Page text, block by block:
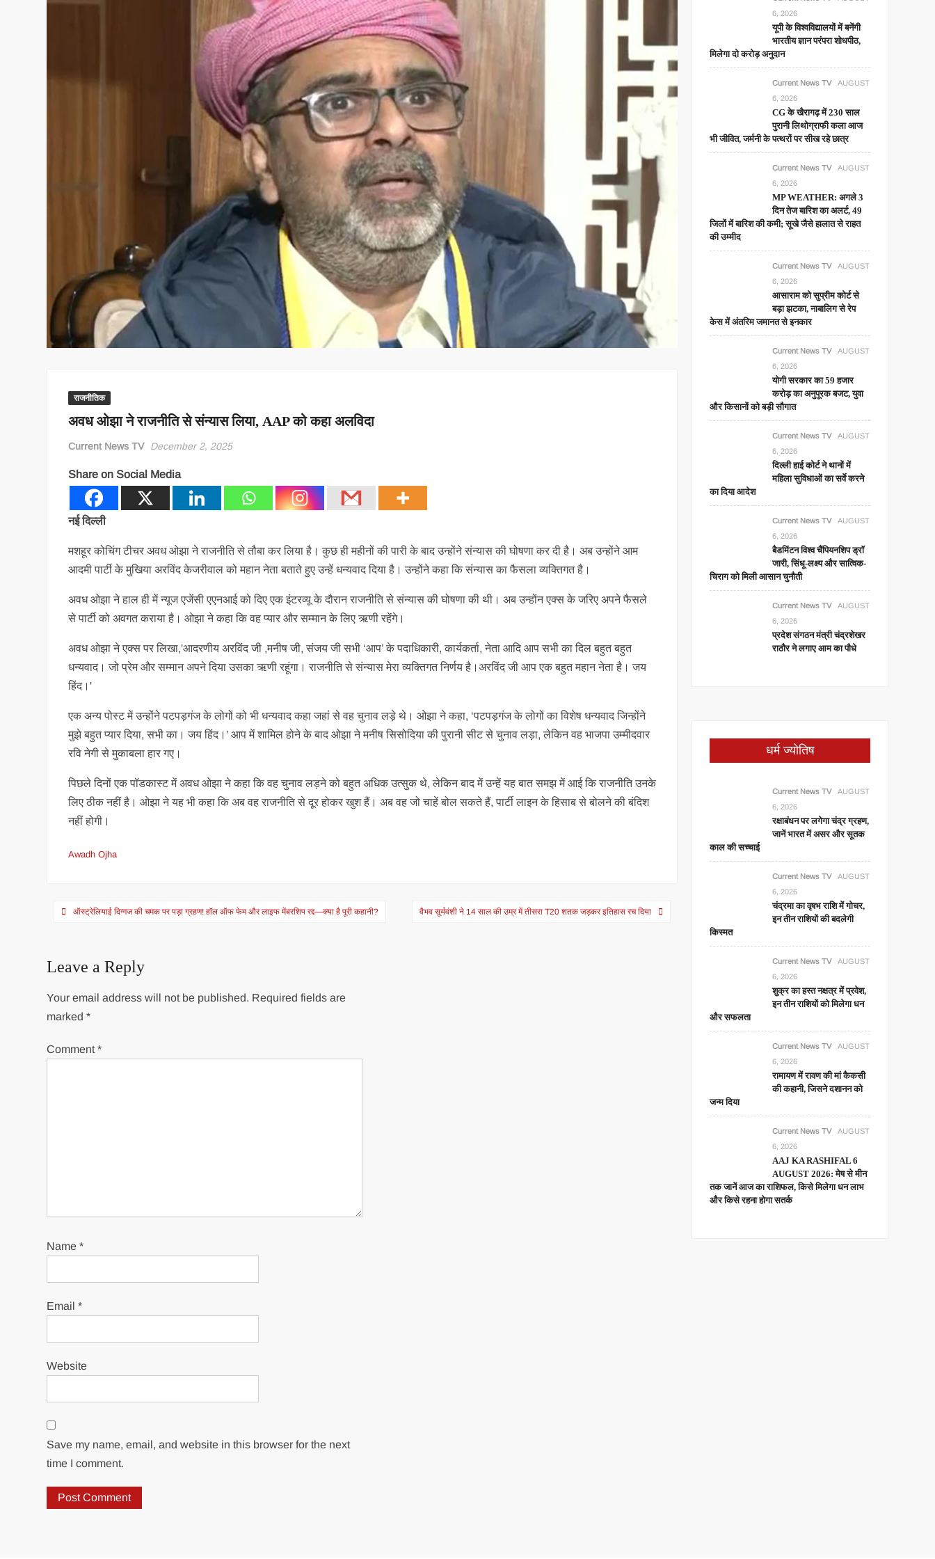
राजनीतिक
अवध ओझा ने राजनीति से संन्यास लिया, AAP को कहा अलविदा
Current News TV December 2, 2025
Share on Social Media
नई दिल्ली
मशहूर कोचिंग टीचर अवध ओझा ने राजनीति से तौबा कर लिया है। कुछ ही महीनों की पारी के बाद उन्होंने संन्यास की घोषणा कर दी है। अब उन्होंने आम
आदमी पार्टी के मुखिया अरविंद केजरीवाल को महान नेता बताते हुए उन्हें धन्यवाद दिया है। उन्होंने कहा कि संन्यास का फैसला व्यक्तिगत है।
अवध ओझा ने हाल ही में न्यूज एजेंसी एएनआई को दिए एक इंटरव्यू के दौरान राजनीति से संन्यास की घोषणा की थी। अब उन्होंन एक्स के जरिए अपने फैसले
से पार्टी को अवगत कराया है। ओझा ने कहा कि वह प्यार और सम्मान के लिए ऋणी रहेंगे।
अवध ओझा ने एक्स पर लिखा,'आदरणीय अरविंद जी ,मनीष जी, संजय जी सभी ‘आप’ के पदाधिकारी, कार्यकर्ता, नेता आदि आप सभी का दिल बहुत बहुत
धन्यवाद। जो प्रेम और सम्मान अपने दिया उसका ऋणी रहूंगा। राजनीति से संन्यास मेरा व्यक्तिगत निर्णय है।अरविंद जी आप एक बहुत महान नेता है। जय
हिंद।'
एक अन्य पोस्ट में उन्होंने पटपड़गंज के लोगों को भी धन्यवाद कहा जहां से वह चुनाव लड़े थे। ओझा ने कहा, ‘पटपड़गंज के लोगों का विशेष धन्यवाद जिन्होंने
मुझे बहुत प्यार दिया, सभी का। जय हिंद।’ आप में शामिल होने के बाद ओझा ने मनीष सिसोदिया की पुरानी सीट से चुनाव लड़ा, लेकिन वह भाजपा उम्मीदवार
रवि नेगी से मुकाबला हार गए।
पिछले दिनों एक पॉडकास्ट में अवध ओझा ने कहा कि वह चुनाव लड़ने को बहुत अधिक उत्सुक थे, लेकिन बाद में उन्हें यह बात समझ में आई कि राजनीति उनके
लिए ठीक नहीं है। ओझा ने यह भी कहा कि अब वह राजनीति से दूर होकर खुश हैं। अब वह जो चाहें बोल सकते हैं, पार्टी लाइन के हिसाब से बोलने की बंदिश
नहीं होगी।
Awadh Ojha
Postऑस्ट्रेलियाई दिग्गज की चमक पर पड़ा ग्रहण! हॉल ऑफ फेम और लाइफ मेंबरशिप रद्द—क्या है पूरी कहानी? वैभव सूर्यवंशी ने 14 साल की उम्र में तीसरा T20 शतक जड़कर इतिहास रच दिया
Leave a Reply
Your email address will not be published. Required fields are
marked*
Comment*
Name*
Email*
Website
Save my name, email, and website in this browser for the next
time I comment.
6, 2026
यूपी के विश्वविद्यालयों में बनेंगी
भारतीय ज्ञान परंपरा शोधपीठ,
मिलेगा दो करोड़ अनुदान
Current News TV
AUGUST
6, 2026
CG के खैरागढ़ में 230 साल
पुरानी लिथोग्राफी कला आज
भी जीवित, जर्मनी के पत्थरों पर सीख रहे छात्र
Current News TV
AUGUST
6, 2026
MP WEATHER: अगले 3
दिन तेज बारिश का अलर्ट, 49
जिलों में बारिश की कमी; सूखे जैसे हालात से राहत
की उम्मीद
Current News TV
AUGUST
6, 2026
आसाराम को सुप्रीम कोर्ट से
बड़ा झटका, नाबालिग से रेप
केस में अंतरिम जमानत से इनकार
Current News TV
AUGUST
6, 2026
योगी सरकार का 59 हजार
करोड़ का अनुपूरक बजट, युवा
और किसानों को बड़ी सौगात
Current News TV
AUGUST
6, 2026
दिल्ली हाई कोर्ट ने थानों में
महिला सुविधाओं का सर्वे करने
का दिया आदेश
Current News TV
AUGUST
6, 2026
बैडमिंटन विश्व चैंपियनशिप ड्रॉ
जारी, सिंधू-लक्ष्य और सात्विक-
चिराग को मिली आसान चुनौती
Current News TV
AUGUST
6, 2026
प्रदेश संगठन मंत्री चंद्रशेखर
राठौर ने लगाए आम का पौधे
धर्म ज्योतिष
Current News TV
AUGUST
6, 2026
रक्षाबंधन पर लगेगा चंद्र ग्रहण,
जानें भारत में असर और सूतक
काल की सच्चाई
Current News TV
AUGUST
6, 2026
चंद्रमा का वृषभ राशि में गोचर,
इन तीन राशियों की बदलेगी
किस्मत
Current News TV
AUGUST
6, 2026
शुक्र का हस्त नक्षत्र में प्रवेश,
इन तीन राशियों को मिलेगा धन
और सफलता
Current News TV
AUGUST
6, 2026
रामायण में रावण की मां कैकसी
की कहानी, जिसने दशानन को
जन्म दिया
Current News TV
AUGUST
6, 2026
AAJ KA RASHIFAL 6
AUGUST 2026: मेष से मीन
तक जानें आज का राशिफल, किसे मिलेगा धन लाभ
और किसे रहना होगा सतर्क